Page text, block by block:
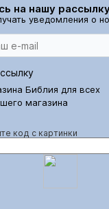
на нашу
уведомления о
Библия для всех
магазина
код с картинки